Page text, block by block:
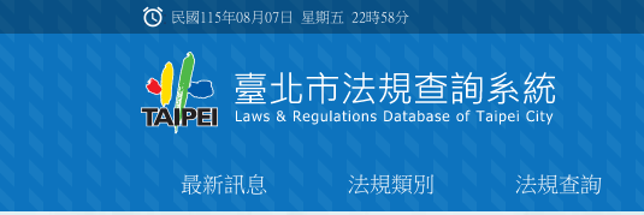
:::
alarm 民國115年08月07日 星期五22時58分
最新訊息 法規類別 法規查詢